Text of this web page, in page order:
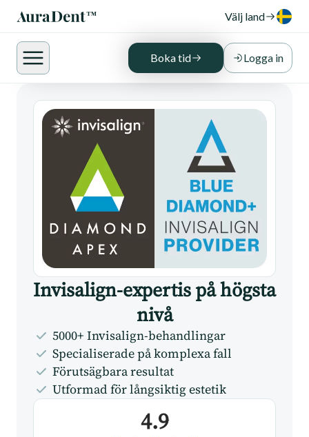
Välj land
Boka tid Logga in
Byggt på precision, kontroll och långsiktiga
Boka konsultation
Invisalign-expertis på högsta
nivå
5000+ Invisalign-behandlingar
Specialiserade på komplexa fall
Förutsägbara resultat
Utformad för långsiktig estetik
4.9